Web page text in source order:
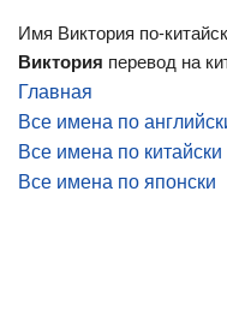
Имя Виктория по-
Виктория перевод на
Главная
Все имена по
Все имена по китайски
Все имена по японски